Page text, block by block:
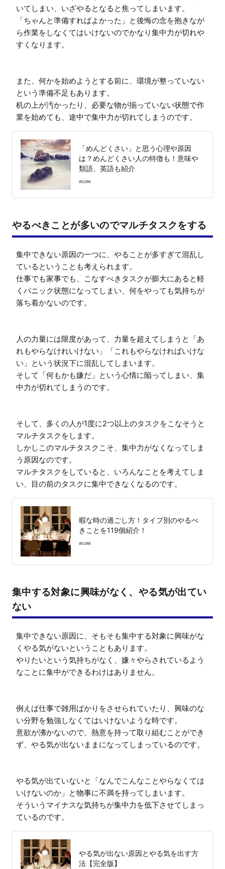
いてしまい、いざやるとなると焦ってしまいます。
「ちゃんと準備すればよかった」と後悔の念を抱きなが
ら作業をしなくてはいけないのでかなり集中力が切れや
すくなります。
また、何かを始めようとする前に、環境が整っていない
という準備不足もあります。
机の上が汚かったり、必要な物が揃っていない状態で作
業を始めても、途中で集中力が切れてしまうのです。
「めんどくさい」と思う心理や原因
は？めんどくさい人の特徴も！意味や
類語、英語も紹介
WURK
やるべきことが多いのでマルチタスクをする
集中できない原因の一つに、やることが多すぎて混乱し
ているということも考えられます。
仕事でも家事でも、こなすべきタスクが膨大にあると軽
くパニック状態になってしまい、何をやっても気持ちが
落ち着かないのです。
人の力量には限度があって、力量を超えてしまうと「あ
れもやらなけれいけない」「これもやらなければいけな
い」という状況下に混乱してしまいます。
そして「何もかも嫌だ」という心情に陥ってしまい、集
中力が切れてしまうのです。
そして、多くの人が1度に2つ以上のタスクをこなそうと
マルチタスクをします。
しかしこのマルチタスクこそ、集中力がなくなってしま
う原因なのです。
マルチタスクをしていると、いろんなことを考えてしま
い、目の前のタスクに集中できなくなるのです。
暇な時の過ごし方！タイプ別のやるべ
きことを119個紹介！
WURK
集中する対象に興味がなく、やる気が出てい
ない
集中できない原因に、そもそも集中する対象に興味がな
くやる気がないということもあります。
やりたいという気持ちがなく、嫌々やらされているよう
なことに集中ができるわけはありません。
例えば仕事で雑用ばかりをさせられていたり、興味のな
い分野を勉強しなくてはいけないような時です。
意欲が沸かないので、熱意を持って取り組むことができ
ず、やる気が出ないままになってしまっているのです。
やる気が出ていないと「なんでこんなことやらなくては
いけないのか」と物事に不満を持ってしまいます。
そういうマイナスな気持ちが集中力を低下させてしまっ
ているのです。
やる気が出ない原因とやる気を出す方
法【完全版】